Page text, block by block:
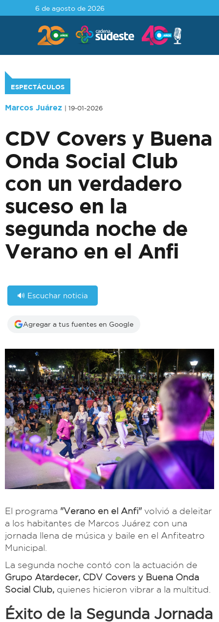
6 de agosto de 2026
ESPECTÁCULOS
Marcos Juárez | 19-01-2026
CDV Covers y Buena
Onda Social Club
con un verdadero
suceso en la
segunda noche de
Verano en el Anfi
🔊 Escuchar noticia
Agregar a tus fuentes en Google
El programa "Verano en el Anfi" volvió a deleitar
a los habitantes de Marcos Juárez con una
jornada llena de música y baile en el Anfiteatro
Municipal.
La segunda noche contó con la actuación de
Grupo Atardecer, CDV Covers y Buena Onda
Social Club, quienes hicieron vibrar a la multitud.
Éxito de la Segunda Jornada